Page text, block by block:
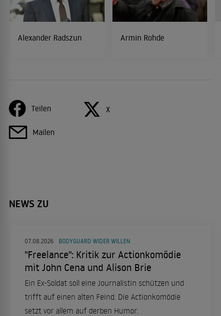
Alexander Radszun Armin Rohde
Teilen X
Mailen
NEWS ZU
07.08.2026 BODYGUARD WIDER WILLEN
"Freelance": Kritik zur Actionkomödie
mit John Cena und Alison Brie
Ein Ex-Soldat soll eine Journalistin schützen und
trifft auf einen alten Feind. Die Actionkomödie
setzt vor allem auf derben Humor.